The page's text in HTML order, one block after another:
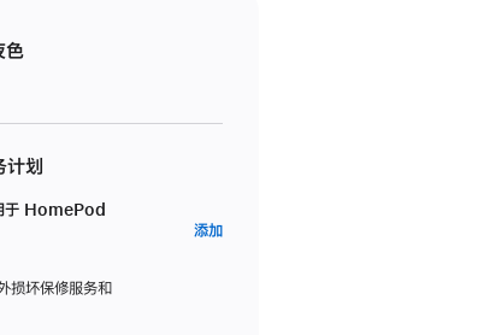
划
于 HomePod
损坏保修服务和
添加AppleCare+